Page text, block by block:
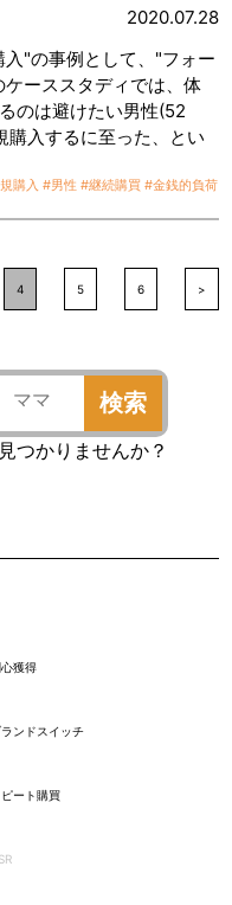
2020.07.28
"の事例として、"フォー
ーススタディでは、体
のは避けたい男性(52
購入するに至った、とい
購入 #男性 #継続購買 #金銭的負荷
4 5 6 >
検索
つかりませんか？
獲得
ランドスイッチ
ピート購買